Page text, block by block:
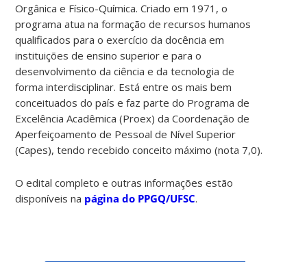
Orgânica e Físico-Química. Criado em 1971, o
programa atua na formação de recursos humanos
qualificados para o exercício da docência em
instituições de ensino superior e para o
desenvolvimento da ciência e da tecnologia de
forma interdisciplinar. Está entre os mais bem
conceituados do país e faz parte do Programa de
Excelência Acadêmica (Proex) da Coordenação de
Aperfeiçoamento de Pessoal de Nível Superior
(Capes), tendo recebido conceito máximo (nota 7,0).
O edital completo e outras informações estão
disponíveis na página do PPGQ/UFSC.